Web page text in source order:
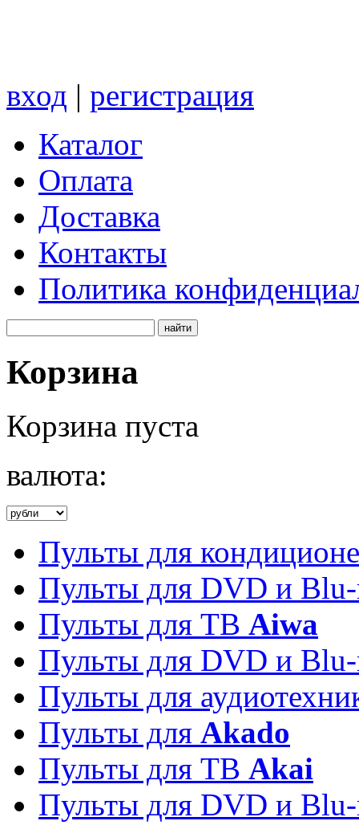
вход | регистрация
Каталог
Оплата
Доставка
Контакты
Политика
Корзина
Корзина пуста
валюта:
Пульты для
Пульты для DVD и
Пульты для ТВ Aiwa
Пульты для DVD и
Пульты для
Пульты для Akado
Пульты для ТВ Akai
Пульты для DVD и